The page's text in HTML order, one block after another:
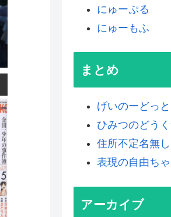
にゅーぷる
にゅーもふ
まとめ
げいのーどっ
ひみつのどう
住所不定名無し
表現の自由ち
アーカイブ